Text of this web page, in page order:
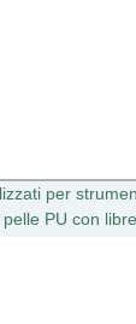
per
PU con